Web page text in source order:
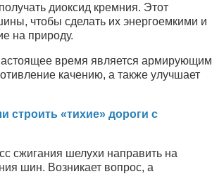
диоксид кремния. Этот
чтобы сделать их энергоемкими и
на природу.
время является армирующим
качению, а также улучшает
строить «тихие» дороги с
сжигания шелухи направить на
шин. Возникает вопрос, а